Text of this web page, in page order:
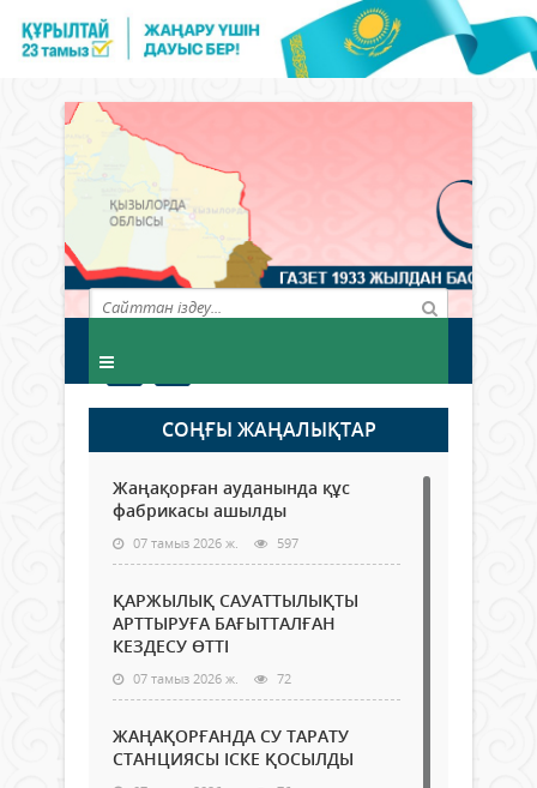
СОҢҒЫ ЖАҢАЛЫҚТАР
Жаңақорған ауданында құс
фабрикасы ашылды
07 тамыз 2026 ж. 597
ҚАРЖЫЛЫҚ САУАТТЫЛЫҚТЫ
АРТТЫРУҒА БАҒЫТТАЛҒАН
КЕЗДЕСУ ӨТТІ
07 тамыз 2026 ж. 72
ЖАҢАҚОРҒАНДА СУ ТАРАТУ
СТАНЦИЯСЫ ІСКЕ ҚОСЫЛДЫ